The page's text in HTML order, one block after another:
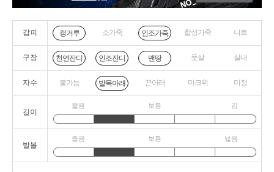
갑피 캥거루 소가죽 인조가죽 합성가죽 니트
구장 천연잔디 인조잔디 맨땅 풋살 실내
자수 불가능 발목아래 끈아래 마크위 미정
길이
짧음 보통 김
발볼
좁음 보통 넓음